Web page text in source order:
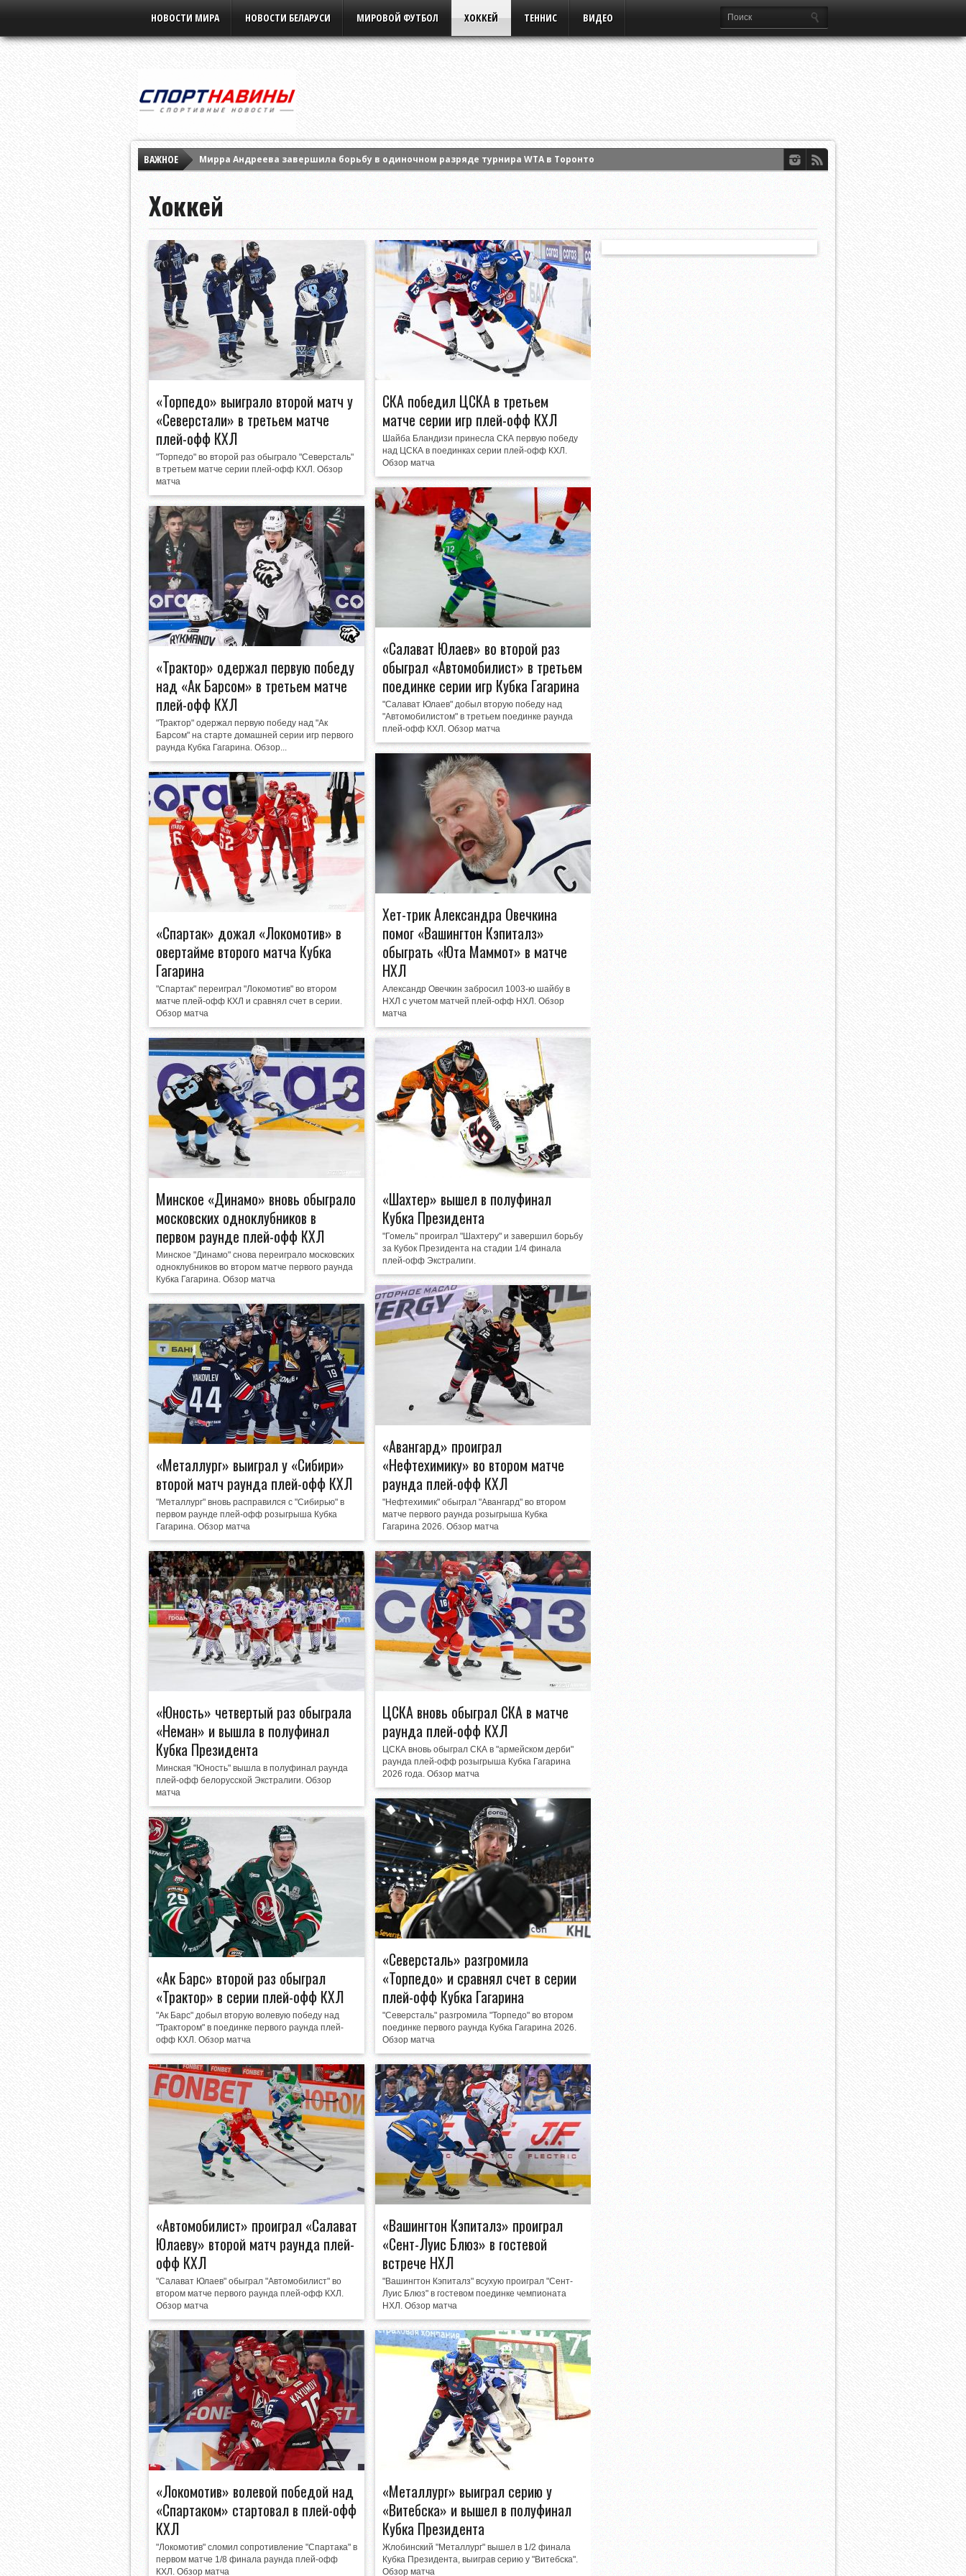
НОВОСТИ МИРА НОВОСТИ БЕЛАРУСИ МИРОВОЙ ФУТБОЛ ХОККЕЙ ТЕННИС ВИДЕО
ВАЖНОЕ
Мирра Андреева завершила борьбу в одиночном разряде турнира WTA в Торонто
Евгений Кузнецов подписал контракт с «Сибирью»
Хоккей
«Торпедо» выиграло второй матч у
«Северстали» в третьем матче
плей-офф КХЛ
"Торпедо" во второй раз обыграло "Северсталь"
в третьем матче серии плей-офф КХЛ. Обзор
матча
СКА победил ЦСКА в третьем
матче серии игр плей-офф КХЛ
Шайба Бландизи принесла СКА первую победу
над ЦСКА в поединках серии плей-офф КХЛ.
Обзор матча
«Салават Юлаев» во второй раз
обыграл «Автомобилист» в третьем
поединке серии игр Кубка Гагарина
"Салават Юлаев" добыл вторую победу над
"Автомобилистом" в третьем поединке раунда
плей-офф КХЛ. Обзор матча
«Трактор» одержал первую победу
над «Ак Барсом» в третьем матче
плей-офф КХЛ
"Трактор" одержал первую победу над "Ак
Барсом" на старте домашней серии игр первого
раунда Кубка Гагарина. Обзор...
Хет-трик Александра Овечкина
помог «Вашингтон Кэпиталз»
обыграть «Юта Маммот» в матче
НХЛ
Александр Овечкин забросил 1003-ю шайбу в
НХЛ с учетом матчей плей-офф НХЛ. Обзор
матча
«Спартак» дожал «Локомотив» в
овертайме второго матча Кубка
Гагарина
"Спартак" переиграл "Локомотив" во втором
матче плей-офф КХЛ и сравнял счет в серии.
Обзор матча
Минское «Динамо» вновь обыграло
московских одноклубников в
первом раунде плей-офф КХЛ
Минское "Динамо" снова переиграло московских
одноклубников во втором матче первого раунда
Кубка Гагарина. Обзор матча
«Шахтер» вышел в полуфинал
Кубка Президента
"Гомель" проиграл "Шахтеру" и завершил борьбу
за Кубок Президента на стадии 1/4 финала
плей-офф Экстралиги.
«Авангард» проиграл
«Нефтехимику» во втором матче
раунда плей-офф КХЛ
"Нефтехимик" обыграл "Авангард" во втором
матче первого раунда розыгрыша Кубка
Гагарина 2026. Обзор матча
«Металлург» выиграл у «Сибири»
второй матч раунда плей-офф КХЛ
"Металлург" вновь расправился с "Сибирью" в
первом раунде плей-офф розыгрыша Кубка
Гагарина. Обзор матча
«Юность» четвертый раз обыграла
«Неман» и вышла в полуфинал
Кубка Президента
Минская "Юность" вышла в полуфинал раунда
плей-офф белорусской Экстралиги. Обзор
матча
ЦСКА вновь обыграл СКА в матче
раунда плей-офф КХЛ
ЦСКА вновь обыграл СКА в "армейском дерби"
раунда плей-офф розыгрыша Кубка Гагарина
2026 года. Обзор матча
«Северсталь» разгромила
«Торпедо» и сравнял счет в серии
плей-офф Кубка Гагарина
"Северсталь" разгромила "Торпедо" во втором
поединке первого раунда Кубка Гагарина 2026.
Обзор матча
«Ак Барс» второй раз обыграл
«Трактор» в серии плей-офф КХЛ
"Ак Барс" добыл вторую волевую победу над
"Трактором" в поединке первого раунда плей-
офф КХЛ. Обзор матча
«Автомобилист» проиграл «Салават
Юлаеву» второй матч раунда плей-
офф КХЛ
"Салават Юлаев" обыграл "Автомобилист" во
втором матче первого раунда плей-офф КХЛ.
Обзор матча
«Вашингтон Кэпиталз» проиграл
«Сент-Луис Блюз» в гостевой
встрече НХЛ
"Вашингтон Кэпиталз" всухую проиграл "Сент-
Луис Блюз" в гостевом поединке чемпионата
НХЛ. Обзор матча
«Локомотив» волевой победой над
«Спартаком» стартовал в плей-офф
КХЛ
"Локомотив" сломил сопротивление "Спартака" в
первом матче 1/8 финала раунда плей-офф
КХЛ. Обзор матча
«Металлург» выиграл серию у
«Витебска» и вышел в полуфинал
Кубка Президента
Жлобинский "Металлург" вышел в 1/2 финала
Кубка Президента, выиграв серию у "Витебска".
Обзор матча